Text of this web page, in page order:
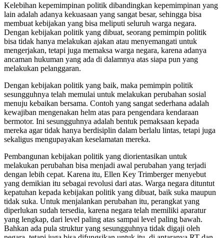
Kelebihan kepemimpinan politik dibandingkan kepemimpinan yang
lain adalah adanya kekuasaan yang sangat besar, sehingga bisa
membuat kebijakan yang bisa meliputi seluruh warga negara.
Dengan kebijakan politik yang dibuat, seorang pemimpin politik
bisa tidak hanya melakukan ajakan atau menyemangati untuk
mengerjakan, tetapi juga memaksa warga negara, karena adanya
ancaman hukuman yang ada di dalamnya atas siapa pun yang
melakukan pelanggaran.
Dengan kebijakan politik yang baik, maka pemimpin politik
sesungguhnya telah memulai untuk melakukan perubahan sosial
menuju kebaikan bersama. Contoh yang sangat sederhana adalah
kewajiban mengenakan helm atas para pengendara kendaraan
bermotor. Ini sesungguhnya adalah bentuk pemaksaan kepada
mereka agar tidak hanya berdisiplin dalam berlalu lintas, tetapi juga
sekaligus mengupayakan keselamatan mereka.
Pembangunan kebijakan politik yang diorientasikan untuk
melakukan perubahan bisa menjadi awal perubahan yang terjadi
dengan lebih cepat. Karena itu, Ellen Key Trimberger menyebut
yang demikian itu sebagai revolusi dari atas. Warga negara dituntut
kepatuhan kepada kebijakan politik yang dibuat, baik suka maupun
tidak suka. Untuk menjalankan perubahan itu, perangkat yang
diperlukan sudah tersedia, karena negara telah memiliki aparatur
yang lengkap, dari level paling atas sampai level paling bawah.
Bahkan ada pula struktur yang sesungguhnya tidak digaji oleh